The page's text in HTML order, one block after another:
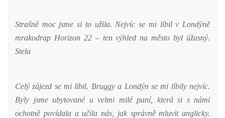
Strašně moc jsme si to užila. Nejvíc se mi líbil v Londýně
mrakodrap Horizon 22 – ten výhled na město byl úžasný.
Stela
Celý zájezd se mi líbil. Bruggy a Londýn se mi líbily nejvíc.
Byly jsme ubytované u velmi milé paní, která si s námi
ochotně povídala a učila nás, jak správně mluvit anglicky.